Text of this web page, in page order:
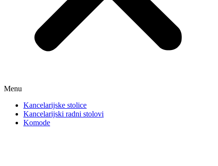
Menu
Kancelarijske stolice
Kancelarijski radni stolovi
Komode